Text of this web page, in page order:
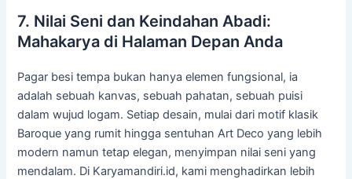
7. Nilai Seni dan Keindahan Abadi:
Mahakarya di Halaman Depan Anda
Pagar besi tempa bukan hanya elemen fungsional, ia
adalah sebuah kanvas, sebuah pahatan, sebuah puisi
dalam wujud logam. Setiap desain, mulai dari motif klasik
Baroque yang rumit hingga sentuhan Art Deco yang lebih
modern namun tetap elegan, menyimpan nilai seni yang
mendalam. Di Karyamandiri.id, kami menghadirkan lebih